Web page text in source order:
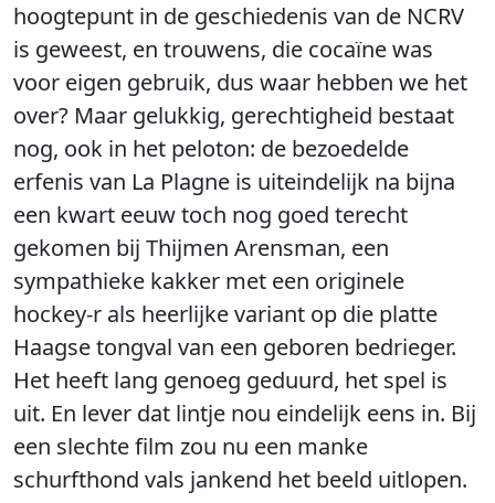
hoogtepunt in de geschiedenis van de NCRV
is geweest, en trouwens, die cocaïne was
voor eigen gebruik, dus waar hebben we het
over? Maar gelukkig, gerechtigheid bestaat
nog, ook in het peloton: de bezoedelde
erfenis van La Plagne is uiteindelijk na bijna
een kwart eeuw toch nog goed terecht
gekomen bij Thijmen Arensman, een
sympathieke kakker met een originele
hockey-r als heerlijke variant op die platte
Haagse tongval van een geboren bedrieger.
Het heeft lang genoeg geduurd, het spel is
uit. En lever dat lintje nou eindelijk eens in. Bij
een slechte film zou nu een manke
schurfthond vals jankend het beeld uitlopen.